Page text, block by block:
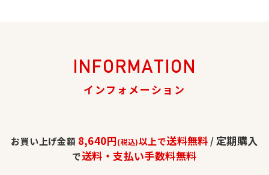
INFORMATION
インフォメーション
お買い上げ金額 8,640円(税込)以上で送料無料 /定期購入
で送料・支払い手数料無料